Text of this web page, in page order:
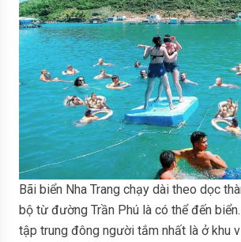
Bãi biển Nha Trang chạy dài theo dọc
bộ từ đường Trần Phú là có thể đến
tập trung đông người tắm nhất là ở khu